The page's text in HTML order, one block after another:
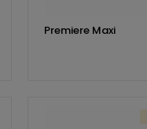
Premiere Maxi